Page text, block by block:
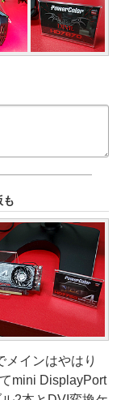
も
メインはやはり
mini DisplayPort